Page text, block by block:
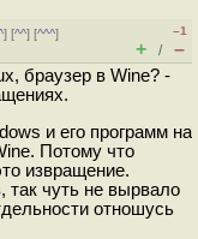
] [^^] [^^^]
–1
+ / –
браузер в Wine? -
и его программ на
Потому что
извращение.
так чуть не вырвало
отношусь